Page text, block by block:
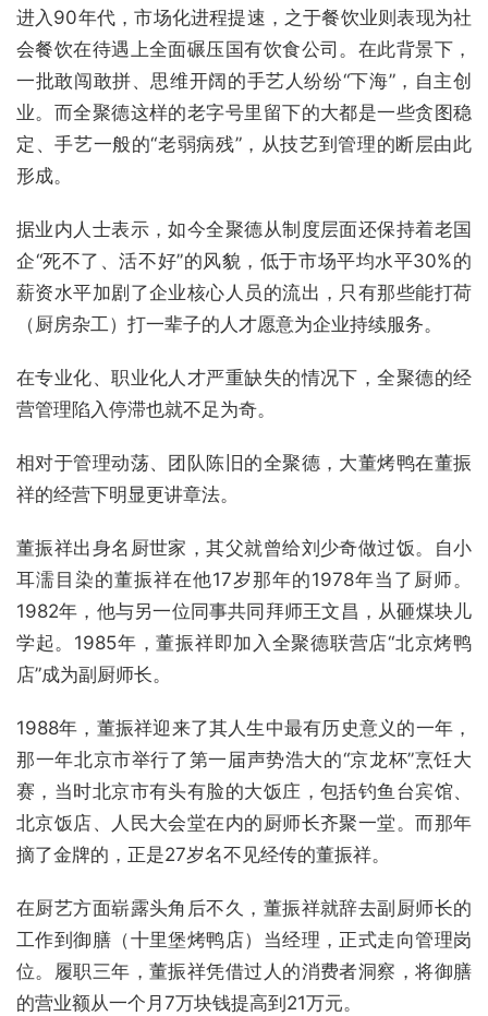
进入90年代，市场化进程提速，之于餐饮业则表现为社
会餐饮在待遇上全面碾压国有饮食公司。在此背景下，
一批敢闯敢拼、思维开阔的手艺人纷纷“下海”，自主创
业。而全聚德这样的老字号里留下的大都是一些贪图稳
定、手艺一般的“老弱病残”，从技艺到管理的断层由此
形成。
据业内人士表示，如今全聚德从制度层面还保持着老国
企“死不了、活不好”的风貌，低于市场平均水平30%的
薪资水平加剧了企业核心人员的流出，只有那些能打荷
（厨房杂工）打一辈子的人才愿意为企业持续服务。
在专业化、职业化人才严重缺失的情况下，全聚德的经
营管理陷入停滞也就不足为奇。
相对于管理动荡、团队陈旧的全聚德，大董烤鸭在董振
祥的经营下明显更讲章法。
董振祥出身名厨世家，其父就曾给刘少奇做过饭。自小
耳濡目染的董振祥在他17岁那年的1978年当了厨师。
1982年，他与另一位同事共同拜师王文昌，从砸煤块儿
学起。1985年，董振祥即加入全聚德联营店“北京烤鸭
店”成为副厨师长。
1988年，董振祥迎来了其人生中最有历史意义的一年，
那一年北京市举行了第一届声势浩大的“京龙杯”烹饪大
赛，当时北京市有头有脸的大饭庄，包括钓鱼台宾馆、
北京饭店、人民大会堂在内的厨师长齐聚一堂。而那年
摘了金牌的，正是27岁名不见经传的董振祥。
在厨艺方面崭露头角后不久，董振祥就辞去副厨师长的
工作到御膳（十里堡烤鸭店）当经理，正式走向管理岗
位。履职三年，董振祥凭借过人的消费者洞察，将御膳
的营业额从一个月7万块钱提高到21万元。